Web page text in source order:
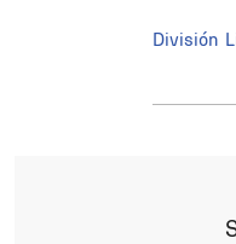
División